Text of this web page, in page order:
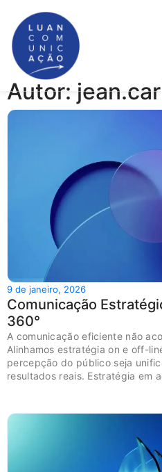
Autor:
9 de janeiro, 2026
Comunicação
360°
A comunicação eficiente não
Alinhamos estratégia on e off-
percepção do público seja
resultados reais. Estratégia em